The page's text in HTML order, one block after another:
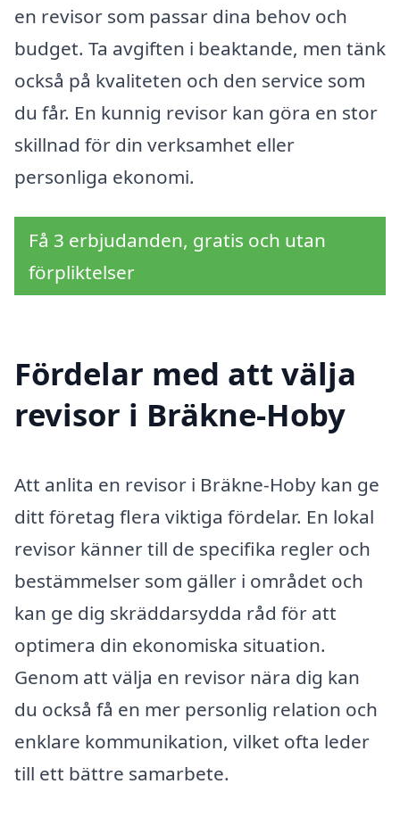
en revisor som passar dina behov och
budget. Ta avgiften i beaktande, men tänk
också på kvaliteten och den service som
du får. En kunnig revisor kan göra en stor
skillnad för din verksamhet eller
personliga ekonomi.
Få 3 erbjudanden, gratis och utan
förpliktelser
Fördelar med att välja
revisor i Bräkne-Hoby
Att anlita en revisor i Bräkne-Hoby kan ge
ditt företag flera viktiga fördelar. En lokal
revisor känner till de specifika regler och
bestämmelser som gäller i området och
kan ge dig skräddarsydda råd för att
optimera din ekonomiska situation.
Genom att välja en revisor nära dig kan
du också få en mer personlig relation och
enklare kommunikation, vilket ofta leder
till ett bättre samarbete.